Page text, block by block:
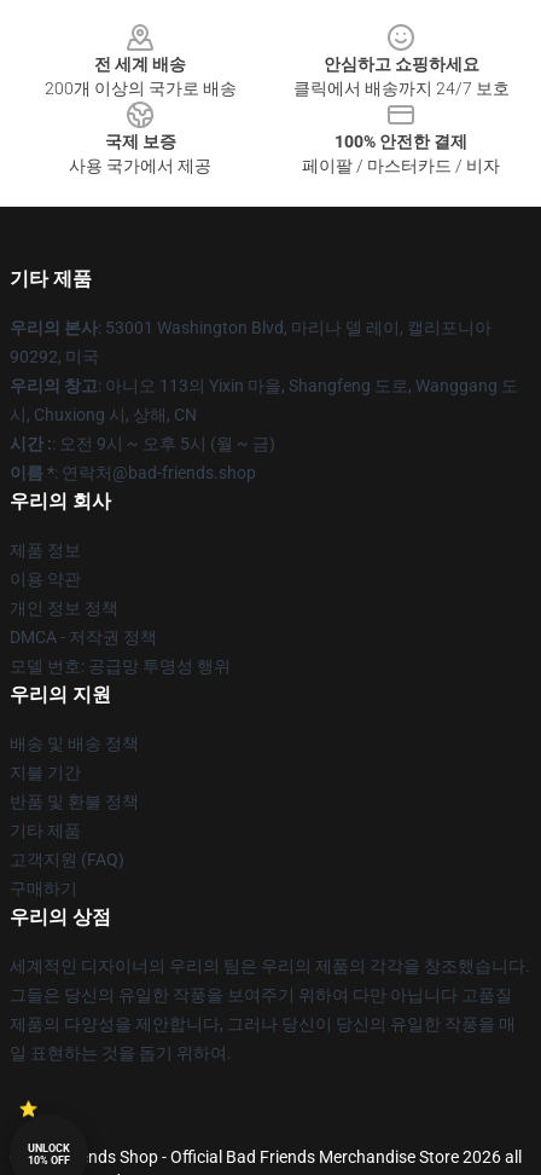
전 세계 배송
200개 이상의 국가로 배송
안심하고 쇼핑하세요
클릭에서 배송까지 24/7 보호
국제 보증
사용 국가에서 제공
100% 안전한 결제
페이팔 / 마스터카드 / 비자
기타 제품
우리의 본사: 53001 Washington Blvd, 마리나 델 레이, 캘리포니아
90292, 미국
우리의 창고: 아니오 113의 Yixin 마을, Shangfeng 도로, Wanggang 도
시, Chuxiong 시, 상해, CN
시간 :: 오전 9시 ~ 오후 5시 (월 ~ 금)
이름 *: 연락처@bad-friends.shop
우리의 회사
제품 정보
이용 약관
개인 정보 정책
DMCA - 저작권 정책
모델 번호: 공급망 투명성 행위
우리의 지원
배송 및 배송 정책
지불 기간
반품 및 환불 정책
기타 제품
고객지원 (FAQ)
구매하기
우리의 상점
세계적인 디자이너의 우리의 팀은 우리의 제품의 각각을 창조했습니다.
그들은 당신의 유일한 작풍을 보여주기 위하여 다만 아닙니다 고품질
제품의 다양성을 제안합니다, 그러나 당신이 당신의 유일한 작풍을 매
일 표현하는 것을 돕기 위하여.
© Bad Friends Shop - Official Bad Friends Merchandise Store 2026 all
UNLOCK
10% OFF